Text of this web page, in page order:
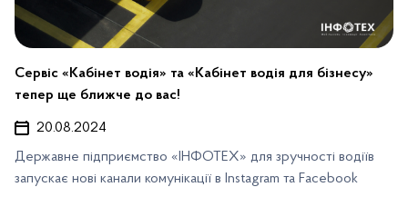
Сервіс «Кабінет водія» та «Кабінет водія для бізнесу»
тепер ще ближче до вас!
20.08.2024
Державне підприємство «ІНФОТЕХ» для зручності водіїв
запускає нові канали комунікації в Instagram та Facebook